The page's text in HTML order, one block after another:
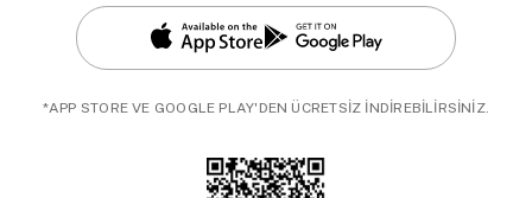
*APP STORE VE GOOGLE PLAY'DEN ÜCRETSİZ İNDİREBİLİRSİNİZ.